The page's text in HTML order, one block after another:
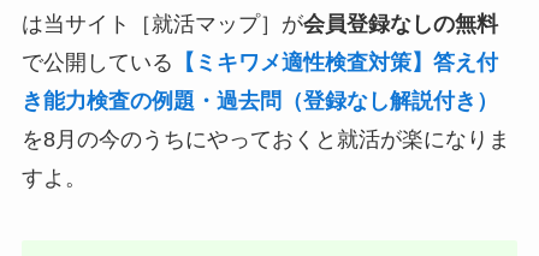
は当サイト［就活マップ］が会員登録なしの無料
で公開している 【ミキワメ適性検査対策】答え付
き能力検査の例題・過去問（登録なし解説付き）
を8月の今のうちにやっておくと就活が楽になりま
すよ。